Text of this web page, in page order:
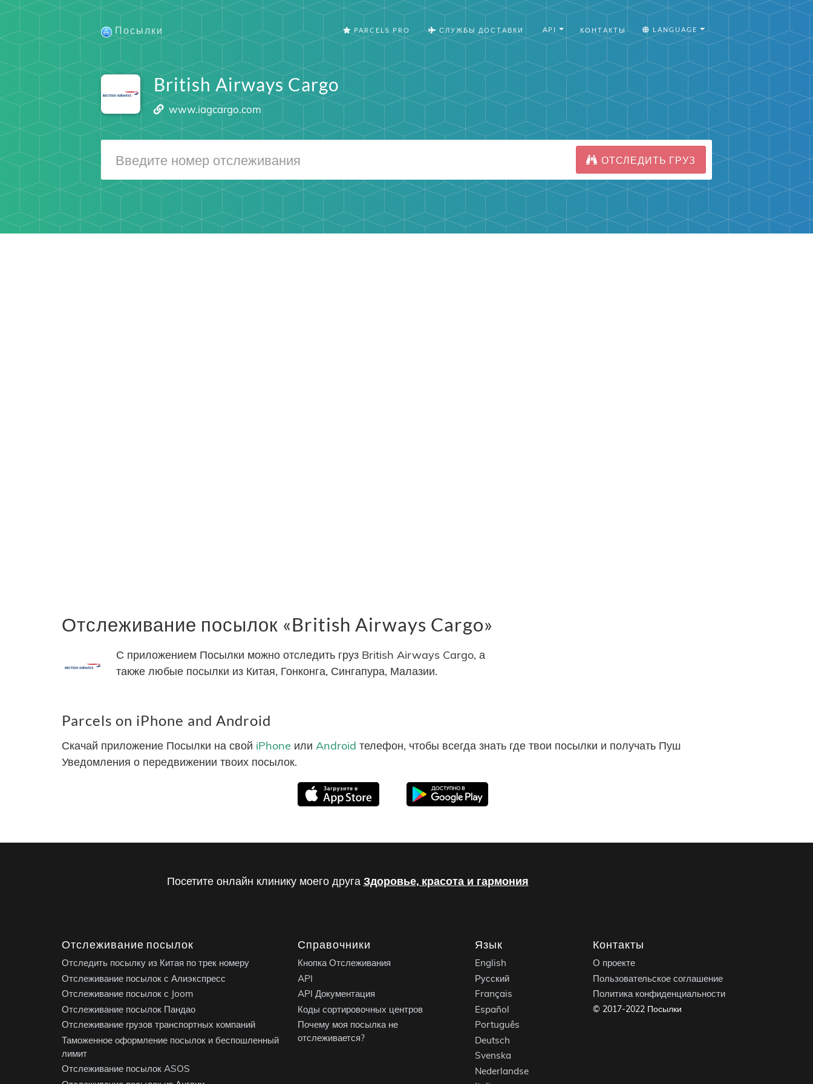
Посылки PARCELS PRO СЛУЖБЫ ДОСТАВКИ API КОНТАКТЫ LANGUAGE
British Airways Cargo
www.iagcargo.com
ОТСЛЕДИТЬ ГРУЗ
Отслеживание посылок «British Airways Cargo»
С приложением Посылки можно отследить груз British Airways Cargo, а
также любые посылки из Китая, Гонконга, Сингапура, Малазии.
Parcels on iPhone and Android
Скачай приложение Посылки на свой iPhone или Android телефон, чтобы всегда знать где твои посылки и получать Пуш
Уведомления о передвижении твоих посылок.
Посетите онлайн клинику моего друга Здоровье, красота и гармония
Отслеживание посылок
Отследить посылку из Китая по трек номеру
Отслеживание посылок с Алиэкспресс
Отслеживание посылок с Joom
Отслеживание посылок Пандао
Отслеживание грузов транспортных компаний
Таможенное оформление посылок и беспошленный
лимит
Отслеживание посылок ASOS
Справочники
Кнопка Отслеживания
API
API Документация
Коды сортировочных центров
Почему моя посылка не
отслеживается?
Язык
English
Русский
Français
Español
Português
Deutsch
Svenska
Nederlandse
Контакты
О проекте
Пользовательское соглашение
Политика конфиденциальности
© 2017-2022 Посылки